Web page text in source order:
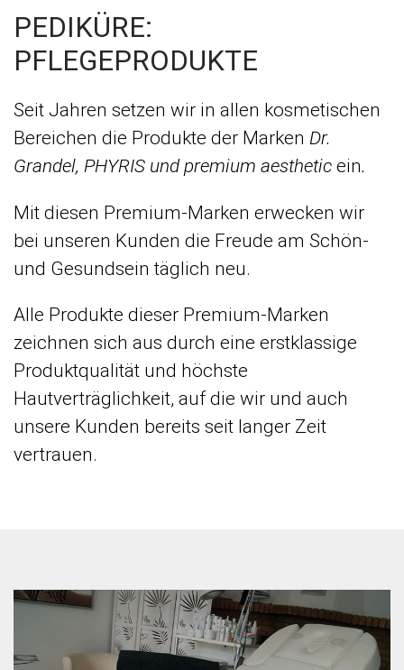
PEDIKÜRE:
PFLEGEPRODUKTE
Seit Jahren setzen wir in allen kosmetischen
Bereichen die Produkte der Marken Dr.
Grandel, PHYRIS und premium aesthetic ein.
Mit diesen Premium-Marken erwecken wir
bei unseren Kunden die Freude am Schön-
und Gesundsein täglich neu.
Alle Produkte dieser Premium-Marken
zeichnen sich aus durch eine erstklassige
Produktqualität und höchste
Hautverträglichkeit, auf die wir und auch
unsere Kunden bereits seit langer Zeit
vertrauen.